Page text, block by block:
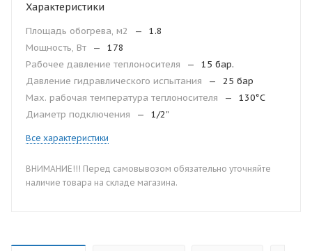
Характеристики
Площадь обогрева, м2 —
1.8
Мощность, Вт
—
178
Рабочее давление теплоносителя
—
15 бар.
Давление гидравлического испытания
—
25 бар
Мax. рабочая температура теплоносителя
—
130°С
Диаметр подключения
— 1/2”
Все характеристики
ВНИМАНИЕ!!! Перед самовывозом обязательно уточняйте
наличие товара на складе магазина.